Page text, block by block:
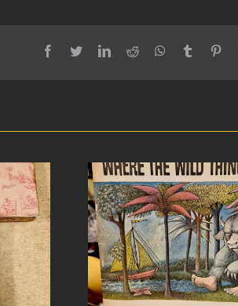
facebook
twitterlinkedinredditwhatsapptumblr